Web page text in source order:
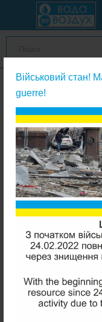
Військовий стан!
guerre!
Фильтры с
Aquafilter FHPR34-